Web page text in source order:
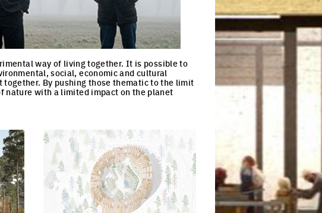
way of living together. It is possible to
social, economic and cultural
By pushing those thematic to the limit
nature with a limited impact on the planet